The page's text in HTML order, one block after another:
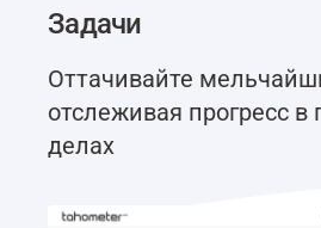
Задачи
Оттачивайте
отслеживая прогресс
делах